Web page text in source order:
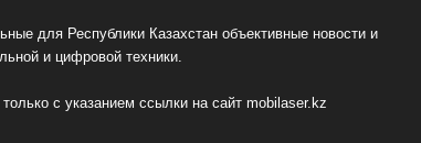
для Республики Казахстан объективные новости и
и цифровой техники.
с указанием ссылки на сайт mobilaser.kz